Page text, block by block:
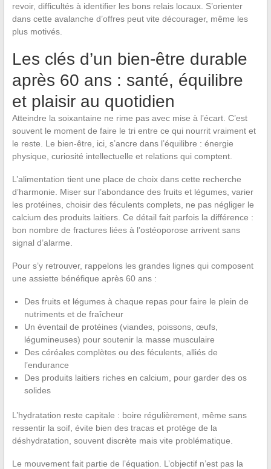
revoir, difficultés à identifier les bons relais locaux. S’orienter
dans cette avalanche d’offres peut vite décourager, même les
plus motivés.
Les clés d’un bien-être durable
après 60 ans : santé, équilibre
et plaisir au quotidien
Atteindre la soixantaine ne rime pas avec mise à l’écart. C’est
souvent le moment de faire le tri entre ce qui nourrit vraiment et
le reste. Le bien-être, ici, s’ancre dans l’équilibre : énergie
physique, curiosité intellectuelle et relations qui comptent.
L’alimentation tient une place de choix dans cette recherche
d’harmonie. Miser sur l’abondance des fruits et légumes, varier
les protéines, choisir des féculents complets, ne pas négliger le
calcium des produits laitiers. Ce détail fait parfois la différence :
bon nombre de fractures liées à l’ostéoporose arrivent sans
signal d’alarme.
Pour s’y retrouver, rappelons les grandes lignes qui composent
une assiette bénéfique après 60 ans :
Des fruits et légumes à chaque repas pour faire le plein de
nutriments et de fraîcheur
Un éventail de protéines (viandes, poissons, œufs,
légumineuses) pour soutenir la masse musculaire
Des céréales complètes ou des féculents, alliés de
l’endurance
Des produits laitiers riches en calcium, pour garder des os
solides
L’hydratation reste capitale : boire régulièrement, même sans
ressentir la soif, évite bien des tracas et protège de la
déshydratation, souvent discrète mais vite problématique.
Le mouvement fait partie de l’équation. L’objectif n’est pas la